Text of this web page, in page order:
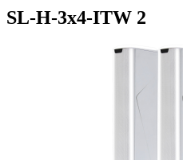
SL-H-3x4-ITW 2